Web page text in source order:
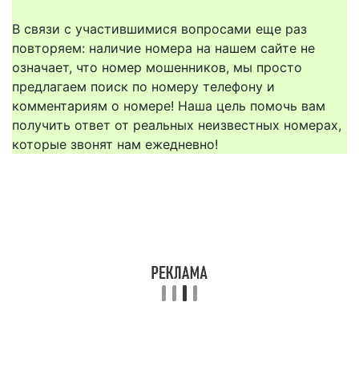
В связи с участившимися вопросами еще раз
повторяем: наличие номера на нашем сайте не
означает, что номер мошенников, мы просто
предлагаем поиск по номеру телефону и
комментариям о номере! Наша цель помочь вам
получить ответ от реальных неизвестных номерах,
которые звонят нам ежедневно!